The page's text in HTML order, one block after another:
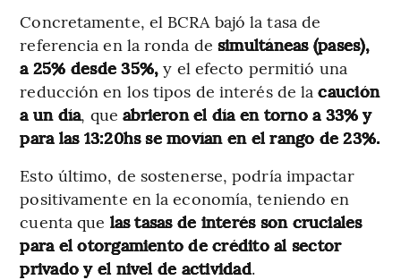
Concretamente, el BCRA bajó la tasa de
referencia en la ronda de simultáneas (pases),
a 25% desde 35%,y el efecto permitió una
reducción en los tipos de interés de lacaución
a un día, que abrieron el día en torno a 33% y
para las 13:20hs se movían en el rango de 23%.
Esto último, de sostenerse, podría impactar
positivamente en la economía, teniendo en
cuenta que las tasas de interés son cruciales
para el otorgamiento de crédito al sector
privado y el nivel de actividad.